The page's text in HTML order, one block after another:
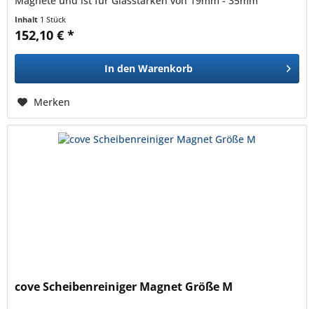
Inhalt 1 Stück
152,10 € *
In den Warenkorb
Merken
cove Scheibenreiniger Magnet Größe M